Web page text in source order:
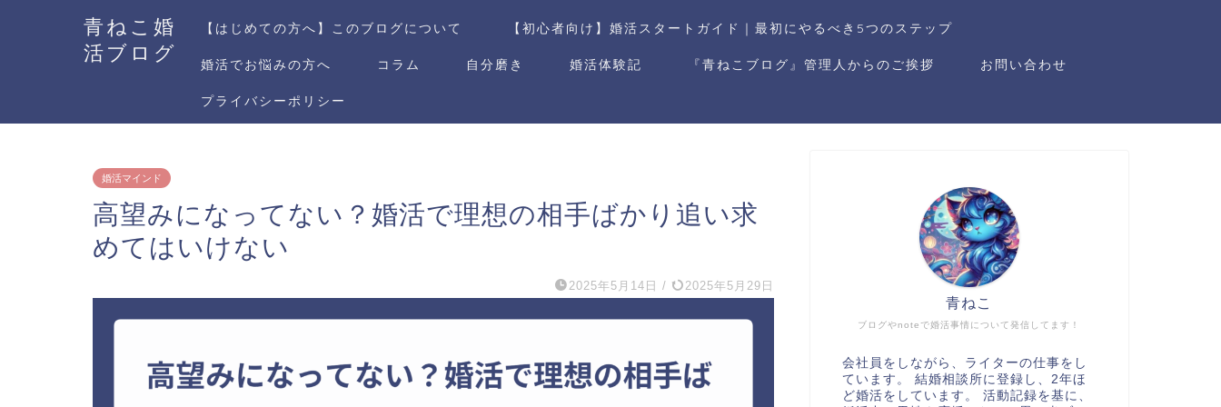
青ねこ婚
活ブログ
【はじめての方へ】このブログについて 【初心者向け】婚活スタートガイド｜最初にやるべき5つのステップ
婚活でお悩みの方へ コラム 自分磨き 婚活体験記 『青ねこブログ』管理人からのご挨拶 お問い合わせ
プライバシーポリシー
婚活マインド
高望みになってない？婚活で理想の相手ばかり追い求
めてはいけない
2025年5月14日 / 2025年5月29日
ブログやnoteで婚活事情について発信してます！
青ねこ
会社員をしながら、ライターの仕事をし
ています。 結婚相談所に登録し、2年ほ
ど婚活をしています。 活動記録を基に、